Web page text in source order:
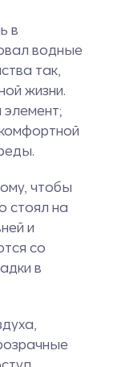
в
водные
так,
жизни.
чтобы
стоял на
и
со
в